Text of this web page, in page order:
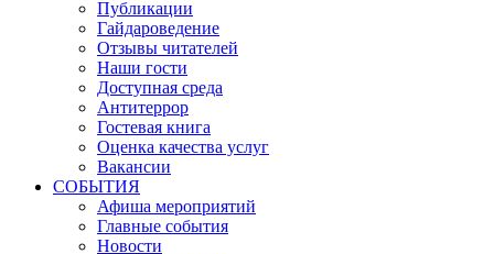
Публикации
Гайдароведение
Отзывы читателей
Наши гости
Доступная среда
Антитеррор
Гостевая книга
Оценка качества услуг
Вакансии
СОБЫТИЯ
Афиша мероприятий
Главные события
Новости